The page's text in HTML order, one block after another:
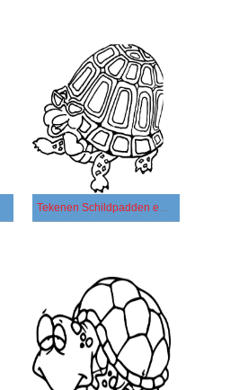
Tekenen Schildpadden eenvoudig